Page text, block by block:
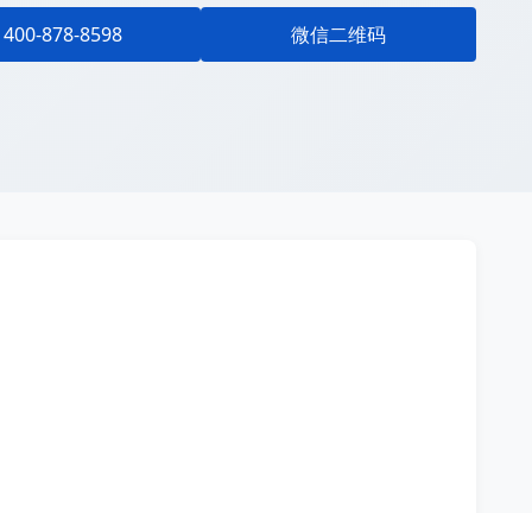
400-878-8598 微信二维码